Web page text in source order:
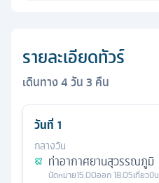
รายละเอียดทัวร์
เดินทาง4วัน3 คืน
วันที่ 1
กลางวัน
ท่าอากาศยานสุวรรณภูมิ
นัดหมาย15.00ออก18.05เที่ยวบิน